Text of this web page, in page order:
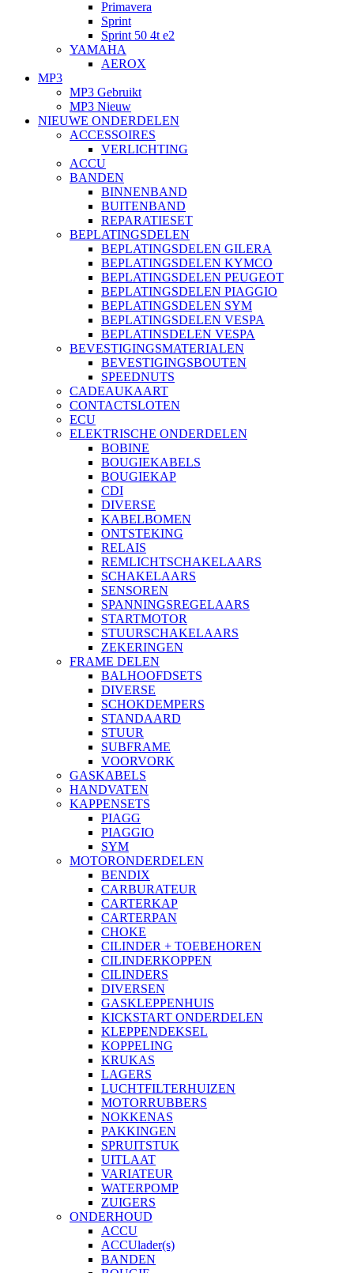
Primavera
Sprint
Sprint 50 4t e2
YAMAHA
AEROX
MP3
MP3 Gebruikt
MP3 Nieuw
NIEUWE ONDERDELEN
ACCESSOIRES
VERLICHTING
ACCU
BANDEN
BINNENBAND
BUITENBAND
REPARATIESET
BEPLATINGSDELEN
BEPLATINGSDELEN GILERA
BEPLATINGSDELEN KYMCO
BEPLATINGSDELEN PEUGEOT
BEPLATINGSDELEN PIAGGIO
BEPLATINGSDELEN SYM
BEPLATINGSDELEN VESPA
BEPLATINSDELEN VESPA
BEVESTIGINGSMATERIALEN
BEVESTIGINGSBOUTEN
SPEEDNUTS
CADEAUKAART
CONTACTSLOTEN
ECU
ELEKTRISCHE ONDERDELEN
BOBINE
BOUGIEKABELS
BOUGIEKAP
CDI
DIVERSE
KABELBOMEN
ONTSTEKING
RELAIS
REMLICHTSCHAKELAARS
SCHAKELAARS
SENSOREN
SPANNINGSREGELAARS
STARTMOTOR
STUURSCHAKELAARS
ZEKERINGEN
FRAME DELEN
BALHOOFDSETS
DIVERSE
SCHOKDEMPERS
STANDAARD
STUUR
SUBFRAME
VOORVORK
GASKABELS
HANDVATEN
KAPPENSETS
PIAGG
PIAGGIO
SYM
MOTORONDERDELEN
BENDIX
CARBURATEUR
CARTERKAP
CARTERPAN
CHOKE
CILINDER + TOEBEHOREN
CILINDERKOPPEN
CILINDERS
DIVERSEN
GASKLEPPENHUIS
KICKSTART ONDERDELEN
KLEPPENDEKSEL
KOPPELING
KRUKAS
LAGERS
LUCHTFILTERHUIZEN
MOTORRUBBERS
NOKKENAS
PAKKINGEN
SPRUITSTUK
UITLAAT
VARIATEUR
WATERPOMP
ZUIGERS
ONDERHOUD
ACCU
ACCUlader(s)
BANDEN